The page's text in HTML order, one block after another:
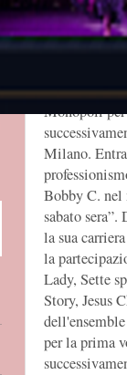
GIOVANNI
Nasce a
oboista
Monopoli per
Milano.
Bobby C. nel
sabato
la sua
la
Lady, Sette
Story, Jesus
per la prima